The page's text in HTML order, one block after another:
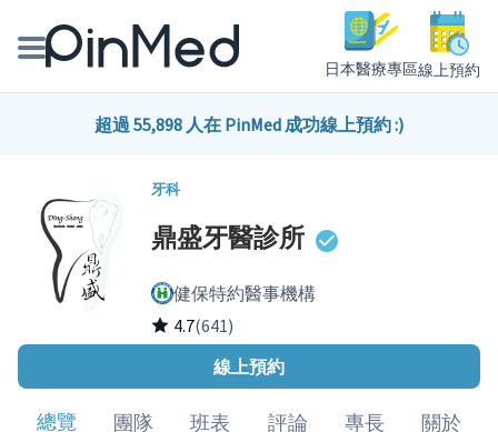
日本醫療專區線上預約
線上預約醫師、院所
健康主題館
我是醫療人員
超過 55,898 人在 PinMed 成功線上預約 :)
牙科
鼎盛牙醫診所
健保特約醫事機構
4.7(641)
線上預約
總覽 團隊 班表 評論 專長 關於